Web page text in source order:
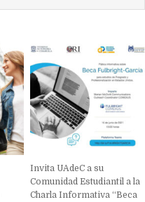
Invita UAdeC a su
Comunidad Estudiantil a la
Charla Informativa “Beca